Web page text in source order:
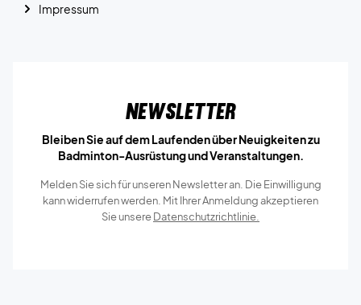
Impressum
Newsletter
Bleiben Sie auf dem Laufenden über Neuigkeiten zu
Badminton-Ausrüstung und Veranstaltungen.
Melden Sie sich für unseren Newsletter an. Die Einwilligung
kann widerrufen werden. Mit Ihrer Anmeldung akzeptieren
Sie unsereDatenschutzrichtlinie.